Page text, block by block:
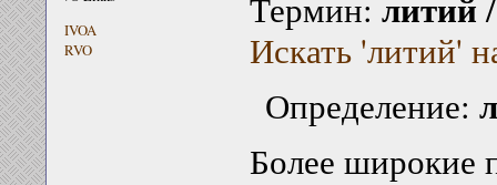
IVOA
RVO
Искать 'литий'
Определение:
Более широкие